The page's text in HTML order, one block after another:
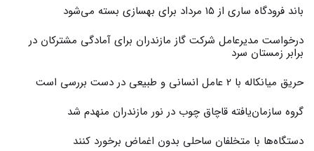
باند فرودگاه ساری از ۱۵ مرداد برای بهسازی بسته می‌شود
درخواست مدیرعامل شرکت گاز مازندران برای آمادگی مشترکان در
برابر زمستان سرد
حریق میانکاله با 2 عامل انسانی و طبیعی در دست بررسی است
گروه سازمان‌یافته قاچاق چوب در نور مازندران منهدم شد
دستگاه‌ها با متخلفان ساحلی بدون اغماض برخورد کنند